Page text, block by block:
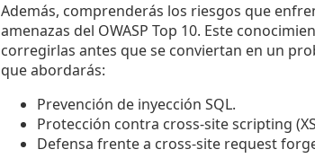
Además, comprenderás los riesgos que
amenazas del OWASP Top 10. Este
corregirlas antes que se conviertan en un
que abordarás:
Prevención de inyección SQL.
Protección contra cross-site scripting
Defensa frente a cross-site request